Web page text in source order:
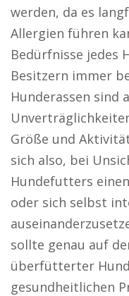
werden, da es
Allergien führen
Bedürfnisse jedes
Besitzern immer
Hunderassen
Größe und
sich also, bei
Hundefutters
oder sich selbst
sollte genau auf
überfütterter
gesundheitlichen